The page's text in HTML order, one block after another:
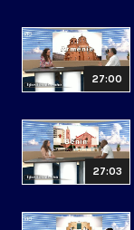
27:00
27:03